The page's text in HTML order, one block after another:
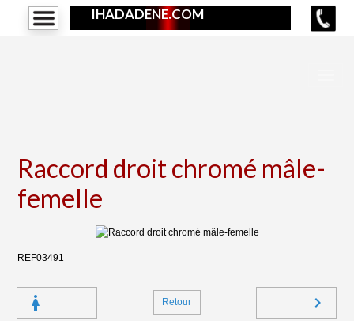
IHADADENE.COM
Raccord droit chromé mâle-
femelle
REF03491
Retour